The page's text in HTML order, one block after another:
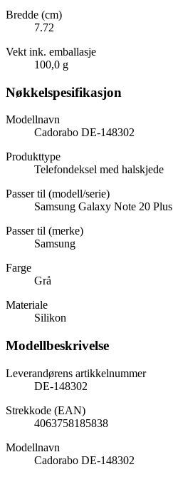
Bredde (cm)
7.72
Vekt ink. emballasje
100,0 g
Nøkkelspesifikasjon
Modellnavn
Cadorabo DE-148302
Produkttype
Telefondeksel med halskjede
Passer til (modell/serie)
Samsung Galaxy Note 20 Plus
Passer til (merke)
Samsung
Farge
Grå
Materiale
Silikon
Modellbeskrivelse
Leverandørens artikkelnummer
DE-148302
Strekkode (EAN)
4063758185838
Modellnavn
Cadorabo DE-148302